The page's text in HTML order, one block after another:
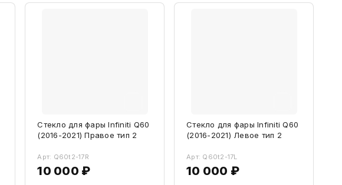
Стекло для фары Infiniti Q60
(2016-2021) Правое тип 2
Арт: Q60t2-17R
10 000 ₽
Стекло для фары Infiniti Q60
(2016-2021) Левое тип 2
Арт: Q60t2-17L
10 000 ₽